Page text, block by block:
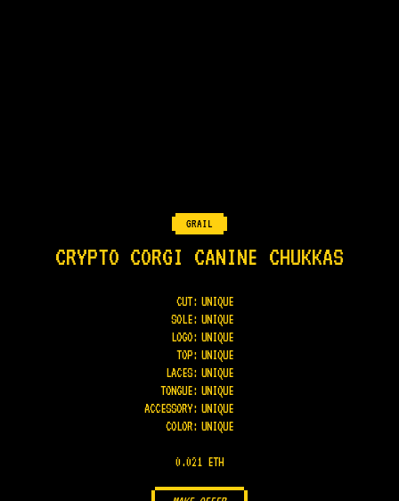
GRAIL
CRYPTO CORGI CANINE CHUKKAS
CUT: UNIQUE
SOLE: UNIQUE
LOGO: UNIQUE
TOP: UNIQUE
LACES: UNIQUE
TONGUE: UNIQUE
ACCESSORY: UNIQUE
COLOR: UNIQUE
0.021 ETH